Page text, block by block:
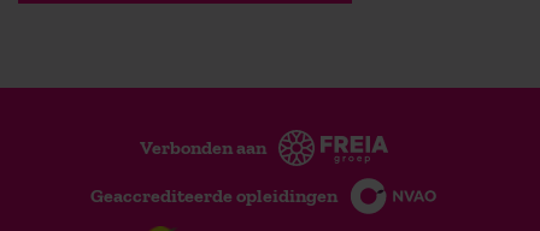
Verbonden aan
Geaccrediteerde opleidingen